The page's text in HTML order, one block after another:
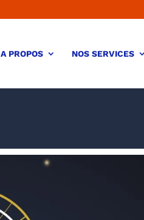
A PROPOS NOS SERVICES